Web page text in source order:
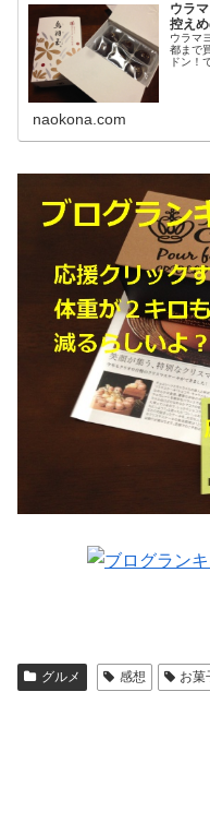
ウラ
控え
ウラマ
都まで
ドン！
naokona.com
グルメ 感想 お菓